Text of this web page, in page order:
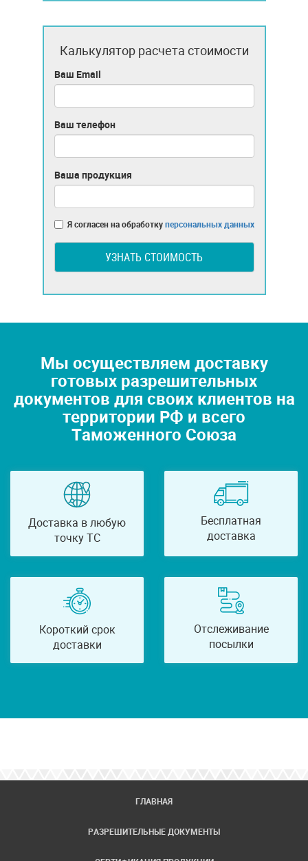
Калькулятор расчета стоимости
Ваш Email
Ваш телефон
Ваша продукция
Я согласен на обработкуперсональных данных
УЗНАТЬ СТОИМОСТЬ
Мы осуществляем доставку
готовых разрешительных
документов для своих клиентов на
территории РФ и всего
Таможенного Союза
Доставка в любую
точку ТС
Бесплатная
доставка
Короткий срок
доставки
Отслеживание
посылки
ГЛАВНАЯ
РАЗРЕШИТЕЛЬНЫЕ ДОКУМЕНТЫ